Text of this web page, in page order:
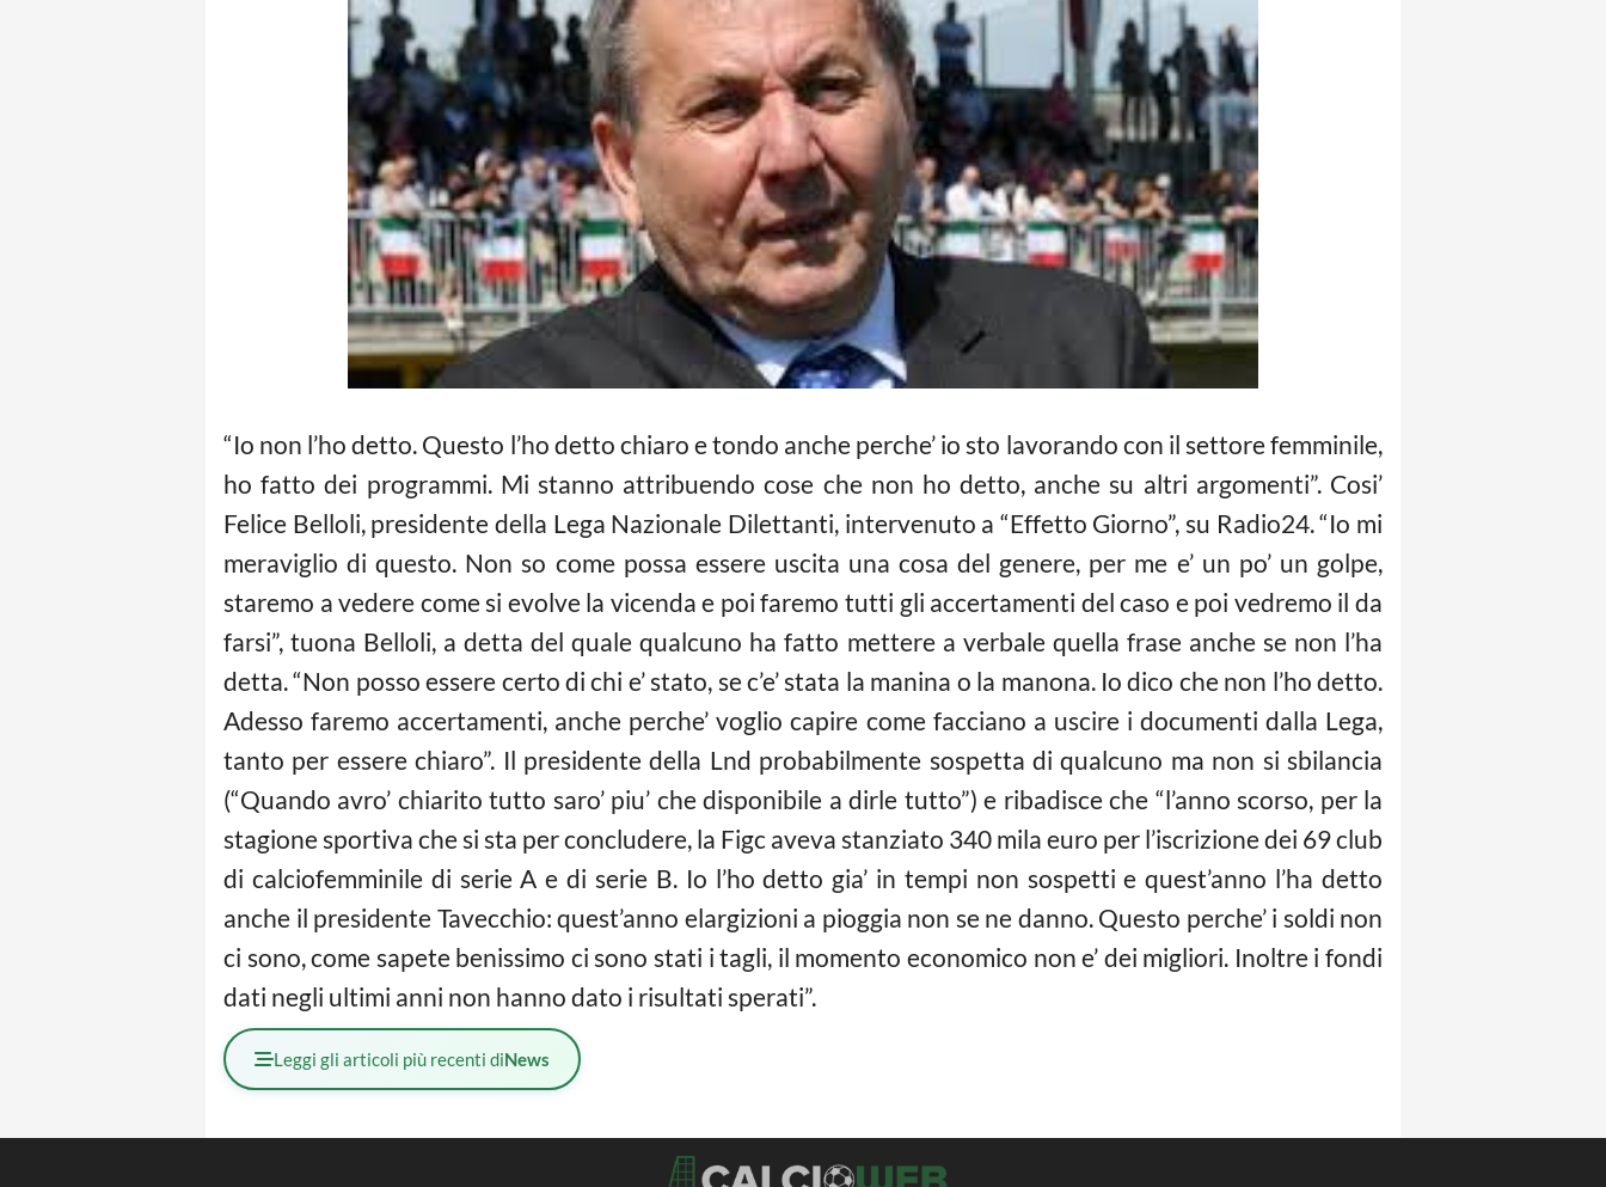
“Io non l’ho detto. Questo l’ho detto chiaro e tondo anche perche’ io sto lavorando con il settore femminile,
ho fatto dei programmi. Mi stanno attribuendo cose che non ho detto, anche su altri argomenti”. Cosi’
Felice Belloli, presidente della Lega Nazionale Dilettanti, intervenuto a “Effetto Giorno”, su Radio24. “Io mi
meraviglio di questo. Non so come possa essere uscita una cosa del genere, per me e’ un po’ un golpe,
staremo a vedere come si evolve la vicenda e poi faremo tutti gli accertamenti del caso e poi vedremo il da
farsi”, tuona Belloli, a detta del quale qualcuno ha fatto mettere a verbale quella frase anche se non l’ha
detta. “Non posso essere certo di chi e’ stato, se c’e’ stata la manina o la manona. Io dico che non l’ho detto.
Adesso faremo accertamenti, anche perche’ voglio capire come facciano a uscire i documenti dalla Lega,
tanto per essere chiaro”. Il presidente della Lnd probabilmente sospetta di qualcuno ma non si sbilancia
(“Quando avro’ chiarito tutto saro’ piu’ che disponibile a dirle tutto”) e ribadisce che “l’anno scorso, per la
stagione sportiva che si sta per concludere, la Figc aveva stanziato 340 mila euro per l’iscrizione dei 69 club
di calciofemminile di serie A e di serie B. Io l’ho detto gia’ in tempi non sospetti e quest’anno l’ha detto
anche il presidente Tavecchio: quest’anno elargizioni a pioggia non se ne danno. Questo perche’ i soldi non
ci sono, come sapete benissimo ci sono stati i tagli, il momento economico non e’ dei migliori. Inoltre i fondi
dati negli ultimi anni non hanno dato i risultati sperati”.
Leggi gli articoli più recenti diNews